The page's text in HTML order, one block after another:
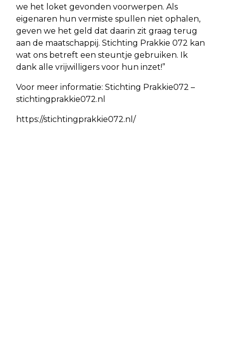
we het loket gevonden voorwerpen. Als
eigenaren hun vermiste spullen niet ophalen,
geven we het geld dat daarin zit graag terug
aan de maatschappij. Stichting Prakkie 072 kan
wat ons betreft een steuntje gebruiken. Ik
dank alle vrijwilligers voor hun inzet!”
Voor meer informatie: Stichting Prakkie072 –
stichtingprakkie072.nl
https://stichtingprakkie072.nl/